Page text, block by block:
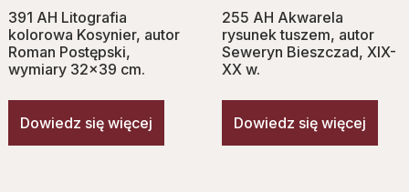
391 AH Litografia
kolorowa Kosynier, autor
Roman Postępski,
wymiary 32×39 cm.
Dowiedz się więcej
255 AH Akwarela
rysunek tuszem, autor
Seweryn Bieszczad, XIX-
XX w.
Dowiedz się więcej